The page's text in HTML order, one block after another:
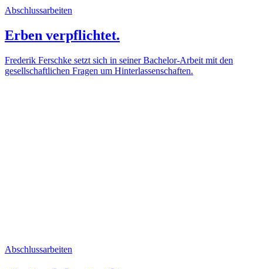
Abschlussarbeiten
Erben verpflichtet.
Frederik Ferschke setzt sich in seiner Bachelor-Arbeit mit den
gesellschaftlichen Fragen um Hinterlassenschaften.
Abschlussarbeiten